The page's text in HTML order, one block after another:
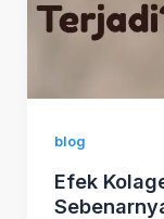
blog
Efek